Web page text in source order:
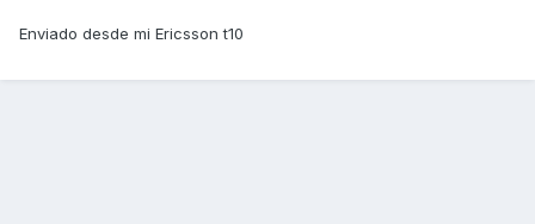
Enviado desde mi Ericsson t10